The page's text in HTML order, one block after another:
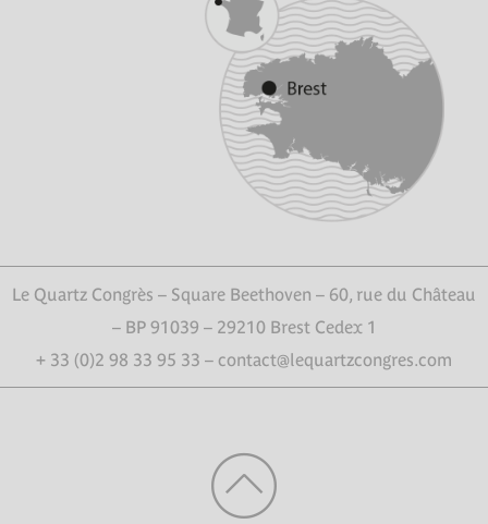
Le Quartz Congrès – Square Beethoven – 60, rue du Château
– BP 91039 – 29210 Brest Cedex 1
+ 33 (0)2 98 33 95 33 – contact@lequartzcongres.com